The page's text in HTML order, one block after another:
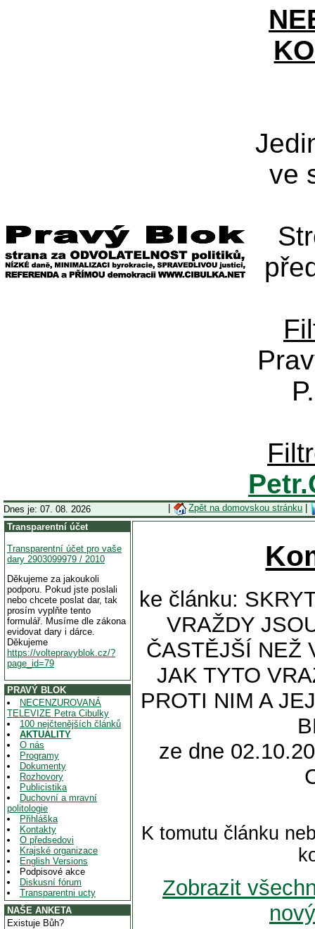
ve
Dnes je: 07. 08. 2026 Zpět na domovskou stránku
Transparentní účet
Transparentní účet pro vaše
dary 2903099979 / 2010
Děkujeme za jakoukoli
podporu. Pokud jste poslali
nebo chcete poslat dar, tak
prosím vyplňte tento
formulář. Musíme dle zákona
evidovat dary i dárce.
Děkujeme
https://voltepravyblok.cz/?
page_id=79
PRAVÝ BLOK
NECENZUROVANÁ
TELEVIZE Petra Cibulky
100 nejčtenějších článků
AKTUALITY
O nás
Programy
Dokumenty
Rozhovory
Publicistika
Duchovní a mravní
politologie
Přihláška
Kontakty
O předsedovi
Krajské organizace
English Versions
Podpisové akce
Diskusní fórum
Transparentni ucty
NAŠE ANKETA
Existuje Bůh?
ke článku:
VRAŽDY
ČASTĚJŠÍ NEŽ
JAK TYTO
PROTI NIM A
ze dne
K tomutu článku
Zobrazit